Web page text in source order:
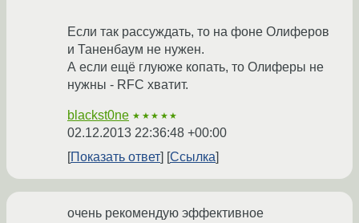
Если так рассуждать, то на фоне Олиферов
и Таненбаум не нужен.
А если ещё глуюже копать, то Олиферы не
нужны - RFC хватит.
blackst0ne ★★★★★
02.12.2013 22:36:48 +00:00
Показать ответ
Ссылка
очень рекомендую эффективное